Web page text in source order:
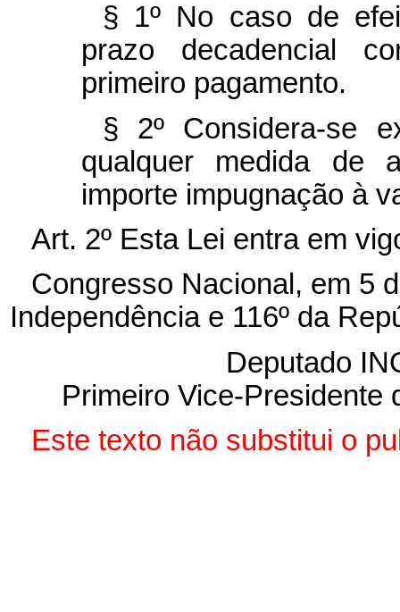
§ 1º No caso de
prazo decadencial
primeiro pagamento.
§ 2º Considera-se
qualquer medida de
importe impugnação à
Art. 2º Esta Lei entra em
Congresso Nacional, em 5
Independência e 116º da
Deputado
Primeiro Vice-Presidente
Este texto não substitui o